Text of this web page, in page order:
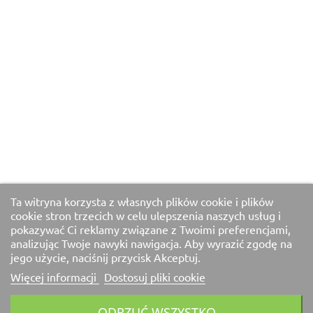
Ta witryna korzysta z własnych plików cookie i plików
cookie stron trzecich w celu ulepszenia naszych usług i
pokazywać Ci reklamy związane z Twoimi preferencjami,
analizując Twoje nawyki nawigacja. Aby wyrazić zgodę na
jego użycie, naciśnij przycisk Akceptuj.
Więcej informacji
Dostosuj pliki cookie